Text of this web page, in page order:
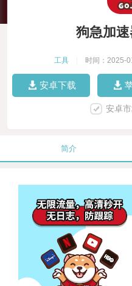
狗急加
工具 时间：2025-
安卓下载
安卓
简介